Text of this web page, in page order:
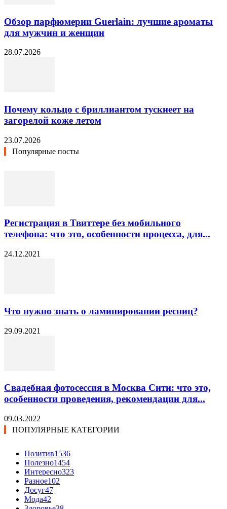
Обзор парфюмерии Guerlain: лучшие ароматы
для мужчин и женщин
28.07.2026
Почему кольцо с бриллиантом тускнеет на
загорелой коже летом
23.07.2026
Популярные посты
Регистрация в Твиттере без мобильного
телефона: что это, особенности процесса, для...
24.12.2021
Что нужно знать о ламинировании ресниц?
29.09.2021
Свадебная фотосессия в Москва Сити: что это,
особенности проведения, рекомендации для...
09.03.2022
ПОПУЛЯРНЫЕ КАТЕГОРИИ
Позитив1536
Полезно1454
Интересно323
Разное102
Досуг47
Мода42